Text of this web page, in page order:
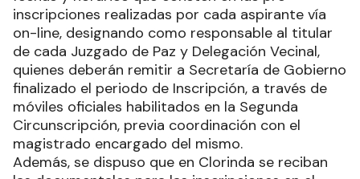
inscripciones realizadas por cada aspirante vía
on-line, designando como responsable al titular
de cada Juzgado de Paz y Delegación Vecinal,
quienes deberán remitir a Secretaría de Gobierno
finalizado el periodo de Inscripción, a través de
móviles oficiales habilitados en la Segunda
Circunscripción, previa coordinación con el
magistrado encargado del mismo.
Además, se dispuso que en Clorinda se reciban